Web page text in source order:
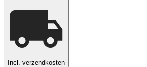
Incl. verzendkosten